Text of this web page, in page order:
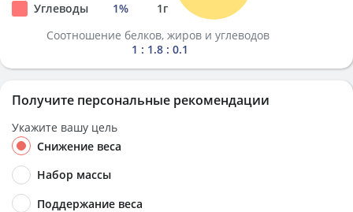
Углеводы
1% 1г
Соотношение белков, жиров и углеводов
1 : 1.8 : 0.1
Получите персональные рекомендации
Укажите вашу цель
Снижение веса
Набор массы
Поддержание веса